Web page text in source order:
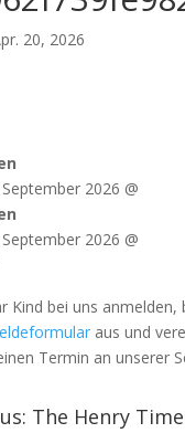
20, 2026
2026 @
2026 @
Kind bei uns anmelden,
aus und
Termin an unserer
The Henry